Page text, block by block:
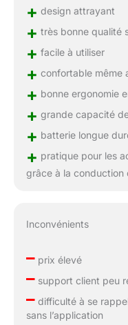
+ design attrayant
+ très bonne qualité
+ facile à utiliser
+ confortable même
+ bonne ergonomie
+ grande capacité
+ batterie longue
+ pratique pour les
grâce à la conduction
Inconvénients
–prix élevé
–support client peu
–difficulté à se
sans l’application